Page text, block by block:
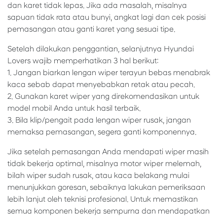
dan karet tidak lepas. Jika ada masalah, misalnya
sapuan tidak rata atau bunyi, angkat lagi dan cek posisi
pemasangan atau ganti karet yang sesuai tipe.
Setelah dilakukan penggantian, selanjutnya Hyundai
Lovers wajib memperhatikan 3 hal berikut:
1. Jangan biarkan lengan wiper terayun bebas menabrak
kaca sebab dapat menyebabkan retak atau pecah.
2. Gunakan karet wiper yang direkomendasikan untuk
model mobil Anda untuk hasil terbaik.
3. Bila klip/pengait pada lengan wiper rusak, jangan
memaksa pemasangan, segera ganti komponennya.
Jika setelah pemasangan Anda mendapati wiper masih
tidak bekerja optimal, misalnya motor wiper melemah,
bilah wiper sudah rusak, atau kaca belakang mulai
menunjukkan goresan, sebaiknya lakukan pemeriksaan
lebih lanjut oleh teknisi profesional. Untuk memastikan
semua komponen bekerja sempurna dan mendapatkan